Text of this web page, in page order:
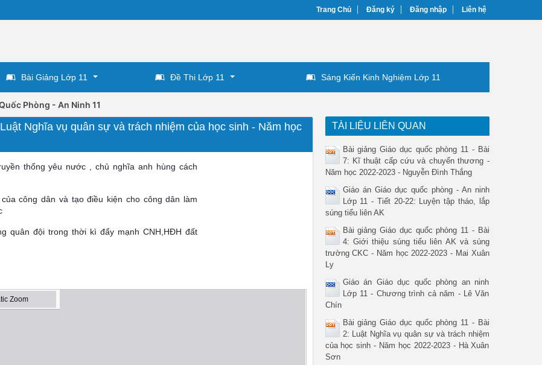
Trang Chủ Đăng ký Đăng nhập Liên hệ
Bài Giảng Lớp 11 Đề Thi Lớp 11 Sáng Kiến Kinh Nghiệm Lớp 11
Phòng - An Ninh 11
Nghĩa vụ quân sự và trách nhiệm của học sinh - Năm học
thống yêu nước , chủ nghĩa anh hùng cách
công dân và tạo điều kiện cho công dân làm
quân đội trong thời kì đẩy mạnh CNH,HĐH đất
TÀI LIỆU LIÊN QUAN
Bài giảng Giáo dục quốc phòng 11 - Bài
7: Kĩ thuật cấp cứu và chuyển thương -
Năm học 2022-2023 - Nguyễn Đình Thắng
Giáo án Giáo dục quốc phòng - An ninh
Lớp 11 - Tiết 20-22: Luyện tập tháo, lắp
súng tiểu liên AK
Bài giảng Giáo dục quốc phòng 11 - Bài
4: Giới thiệu súng tiểu liên AK và súng
trường CKC - Năm học 2022-2023 - Mai Xuân
Ly
Giáo án Giáo dục quốc phòng an ninh
Lớp 11 - Chương trình cả năm - Lê Văn
Chín
Bài giảng Giáo dục quốc phòng 11 - Bài
2: Luật Nghĩa vụ quân sự và trách nhiệm
của học sinh - Năm học 2022-2023 - Hà Xuân
Sơn